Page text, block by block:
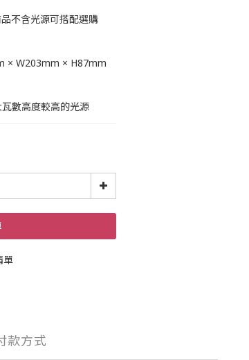
不含光源可搭配選購
× W203mm × H87mm
數高度較高的光源
單
款方式